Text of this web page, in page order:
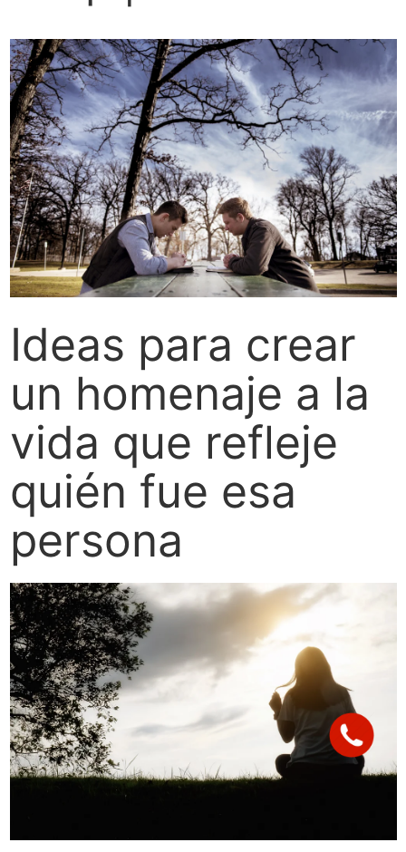
Ideas para crear
un homenaje a la
vida que refleje
quién fue esa
persona